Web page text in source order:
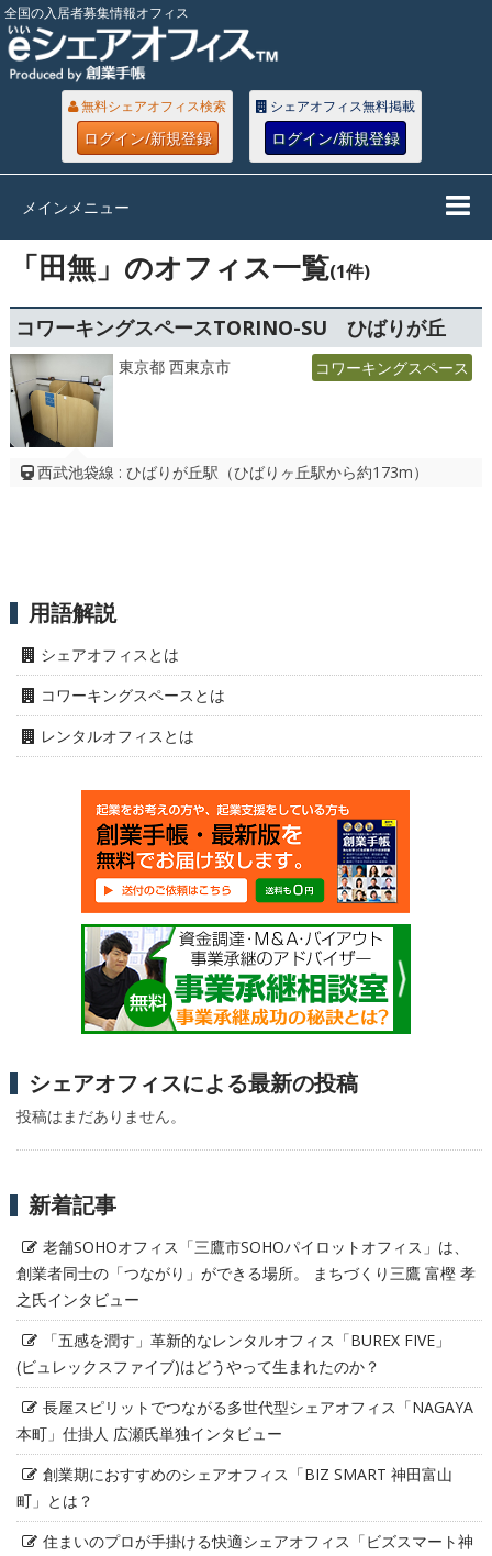
全国の入居者募集情報オフィス
無料シェアオフィス検索
ログイン/新規登録
シェアオフィス無料掲載
ログイン/新規登録
メインメニュー
「田無」のオフィス一覧(1件)
コワーキングスペースTORINO-SU ひばりが丘
東京都 西東京市 コワーキングスペース
西武池袋線 : ひばりが丘駅（ひばりヶ丘駅から約173m）
用語解説
シェアオフィスとは
コワーキングスペースとは
レンタルオフィスとは
シェアオフィスによる最新の投稿
投稿はまだありません。
新着記事
老舗SOHOオフィス「三鷹市SOHOパイロットオフィス」は、
創業者同士の「つながり」ができる場所。 まちづくり三鷹 富樫 孝
之氏インタビュー
「五感を潤す」革新的なレンタルオフィス「BUREX FIVE」
(ビュレックスファイブ)はどうやって生まれたのか？
長屋スピリットでつながる多世代型シェアオフィス「NAGAYA
本町」仕掛人 広瀬氏単独インタビュー
創業期におすすめのシェアオフィス「BIZ SMART 神田富山
町」とは？
住まいのプロが手掛ける快適シェアオフィス「ビズスマート神